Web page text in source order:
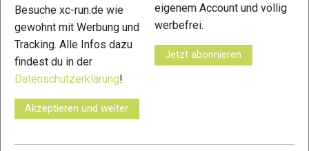
77 78
79
Besuche xc-run.de wie
gewohnt mit Werbung und
Tracking. Alle Infos dazu
findest du in der
Datenschutzerklärung!
Akzeptieren und weiter
eigenem Account und völlig
werbefrei.
Jetzt abonnieren